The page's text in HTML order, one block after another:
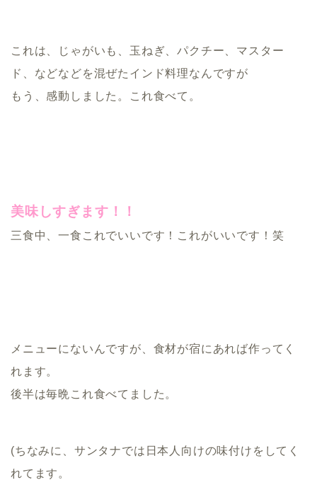
これは、じゃがいも、玉ねぎ、パクチー、マスター
ド、などなどを混ぜたインド料理なんですが
もう、感動しました。これ食べて。
美味しすぎます！！
三食中、一食これでいいです！これがいいです！笑
メニューにないんですが、食材が宿にあれば作ってく
れます。
後半は毎晩これ食べてました。
(ちなみに、サンタナでは日本人向けの味付けをしてく
れてます。